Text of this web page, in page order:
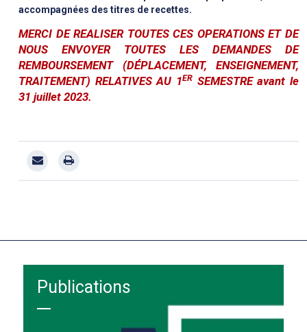
accompagnées des titres de recettes.
MERCI DE REALISER TOUTES CES OPERATIONS ET DE
NOUS ENVOYER TOUTES LES DEMANDES DE
REMBOURSEMENT (DÉPLACEMENT, ENSEIGNEMENT,
TRAITEMENT) RELATIVES AU 1ER SEMESTRE avant le
31 juillet 2023.
Publications